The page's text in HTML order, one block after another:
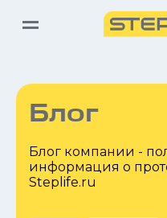
Блог
Блог компании -
информация о
Steplife.ru